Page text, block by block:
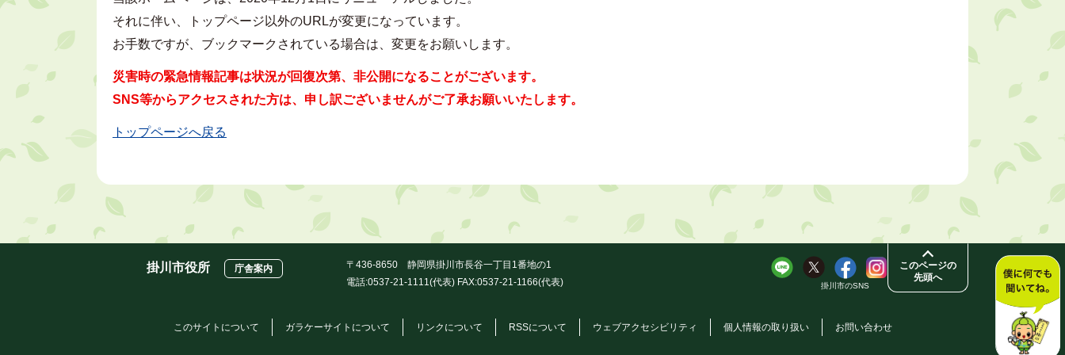
それに伴い、トップページ以外のURLが変更になっています。
お手数ですが、ブックマークされている場合は、変更をお願いします。
災害時の緊急情報記事は状況が回復次第、非公開になることがございます。
SNS等からアクセスされた方は、申し訳ございませんがご了承お願いいたします。
トップページへ戻る
このページの
先頭へ
掛川市役所 庁舎案内
〒436-8650 静岡県掛川市長谷一丁目1番地の1
電話:0537-21-1111(代表) FAX:0537-21-1166(代表)
掛川市のSNS
このサイトについて ガラケーサイトについて リンクについて RSSについて ウェブアクセシビリティ 個人情報の取り扱い お問い合わせ